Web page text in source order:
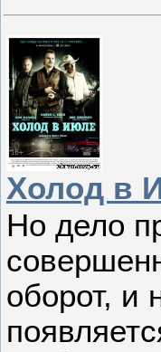
Холод в
Но дело
оборот, и